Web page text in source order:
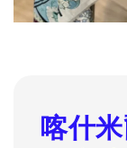
喀什米